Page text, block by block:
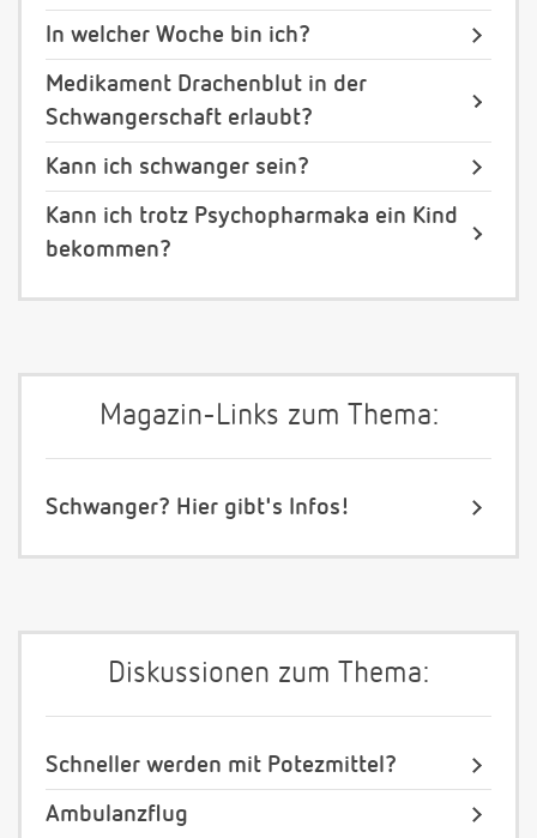
In welcher Woche bin ich?
Medikament Drachenblut in der
Schwangerschaft erlaubt?
Kann ich schwanger sein?
Kann ich trotz Psychopharmaka ein Kind
bekommen?
Magazin-Links zum Thema:
Schwanger? Hier gibt's Infos!
Diskussionen zum Thema:
Schneller werden mit Potezmittel?
Ambulanzflug